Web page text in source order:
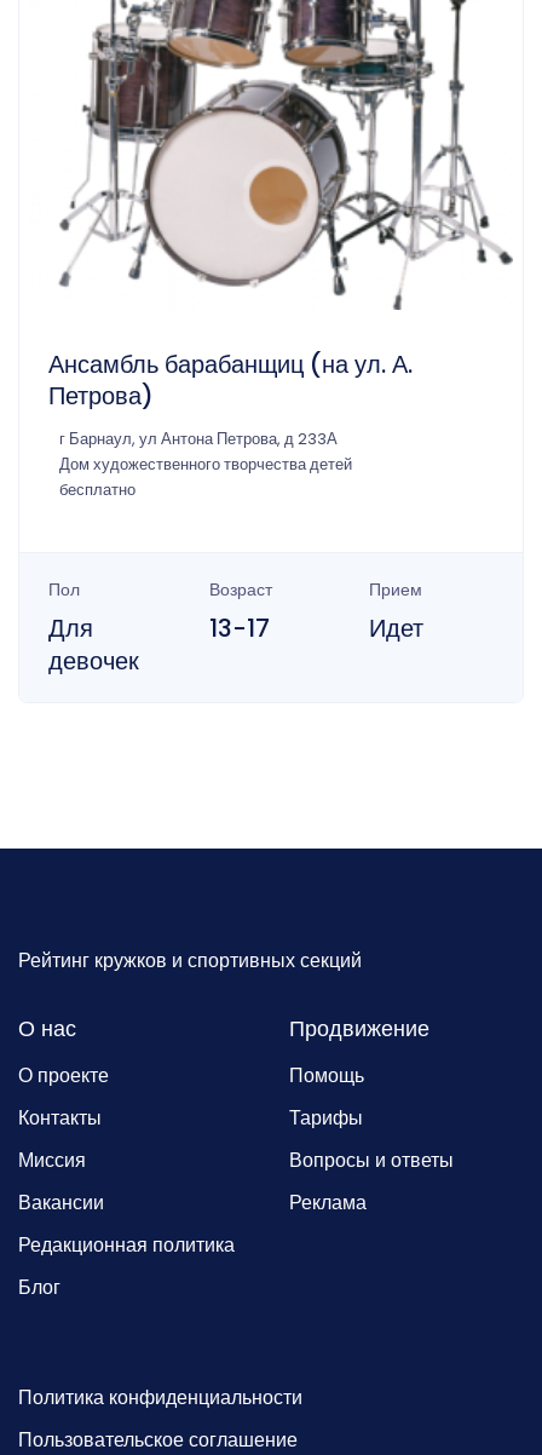
Ансамбль барабанщиц (на ул. А.
Петрова)
г Барнаул, ул Антона Петрова, д 233А
Дом художественного творчества детей
бесплатно
Пол
Для
девочек
Возраст
13-17
Прием
Идет
Рейтинг кружков и спортивных секций
О нас
О проекте
Контакты
Миссия
Вакансии
Редакционная политика
Блог
Продвижение
Помощь
Тарифы
Вопросы и ответы
Реклама
Политика конфиденциальности
Пользовательское соглашение